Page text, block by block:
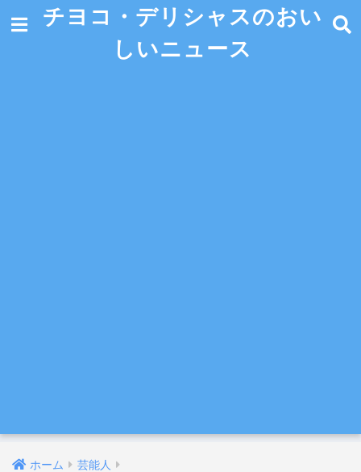
チヨコ・デリシャスのおい
しいニュース
ホーム 芸能人